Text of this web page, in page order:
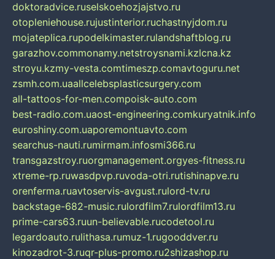
doktoradvice.ruselskoehozjajstvo.ru
otopleniehouse.rujustinterior.ruchastnyjdom.ru
mojateplica.rupodelkimaster.rulandshaftblog.ru
garazhov.commonamy.netstroysnami.kzlcna.kz
stroyu.kzmy-vesta.comtimeszp.comavtoguru.net
zsmh.com.uaallcelebsplasticsurgery.com
all-tattoos-for-men.compoisk-auto.com
best-radio.com.uaost-engineering.comkuryatnik.info
euroshiny.com.uaporemontuavto.com
searchus-nauti.rumirmam.infosmi366.ru
transgazstroy.ruorgmanagement.orgyes-fitness.ru
xtreme-rp.ruwasdpvp.ruvoda-otri.rutishinapve.ru
orenferma.ruavtoservis-avgust.rulord-tv.ru
backstage-682-music.rulordfilm7.rulordfilm13.ru
prime-cars63.ruun-believable.rucodetool.ru
legardoauto.rulithasa.rumuz-1.rugooddver.ru
kinozadrot-3.ruqr-plus-promo.ru2shizashop.ru